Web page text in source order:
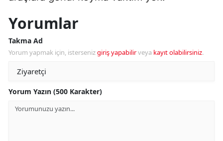
Yorumlar
Takma Ad
Yorum yapmak için, istersenizgiriş yapabilirveya kayıt olabilirsiniz.
Yorum Yazın (500 Karakter)